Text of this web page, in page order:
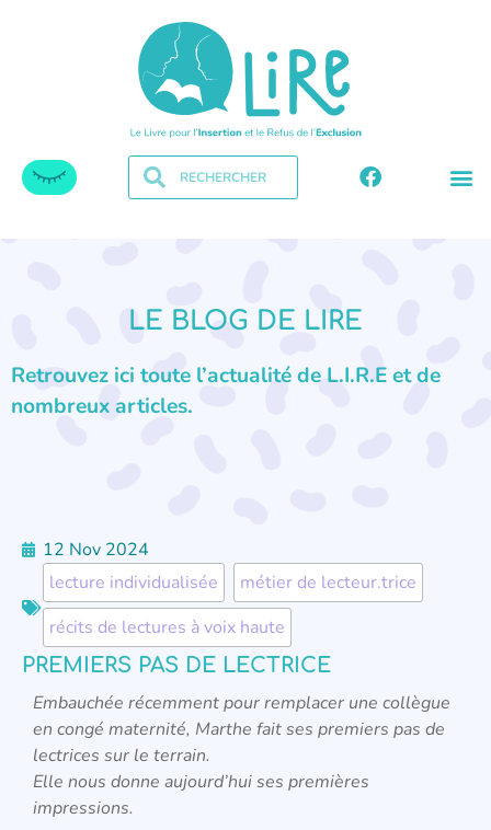
LE BLOG DE LIRE
Retrouvez ici toute l’actualité de L.I.R.E et de
nombreux articles.
12 Nov 2024
lecture individualisée
métier de lecteur.trice
récits de lectures à voix haute
PREMIERS PAS DE LECTRICE
Embauchée récemment pour remplacer une collègue
en congé maternité, Marthe fait ses premiers pas de
lectrices sur le terrain.
Elle nous donne aujourd’hui ses premières
impressions.